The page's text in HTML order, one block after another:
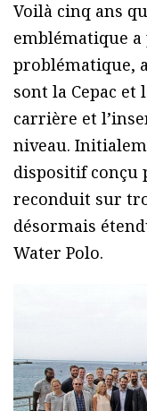
Voilà cinq ans
emblématique
problématique,
sont la Cepac et
carrière et
niveau.
dispositif conçu
reconduit sur
désormais
Water Polo.